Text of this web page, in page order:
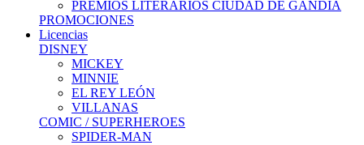
PREMIOS LITERARIOS CIUDAD DE GANDIA
PROMOCIONES
Licencias
DISNEY
MICKEY
MINNIE
EL REY LEÓN
VILLANAS
COMIC / SUPERHEROES
SPIDER-MAN